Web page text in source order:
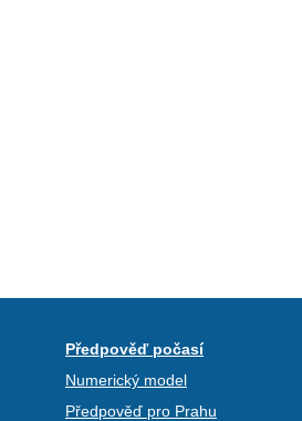
Předpověď počasí
Numerický model
Předpověď pro Prahu